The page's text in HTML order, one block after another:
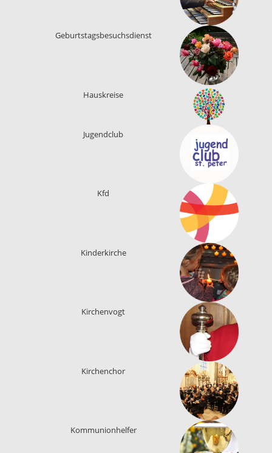
Geburtstagsbesuchsdienst
Hauskreise
Jugendclub
Kfd
Kinderkirche
Kirchenvogt
Kirchenchor
Kommunionhelfer